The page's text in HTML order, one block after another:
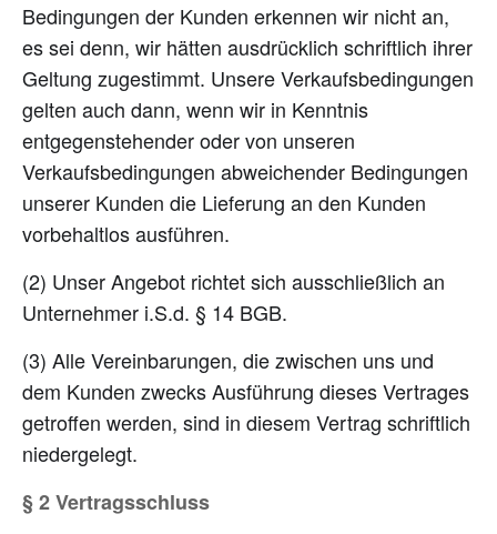
Bedingungen der Kunden erkennen wir nicht an,
es sei denn, wir hätten ausdrücklich schriftlich ihrer
Geltung zugestimmt. Unsere Verkaufsbedingungen
gelten auch dann, wenn wir in Kenntnis
entgegenstehender oder von unseren
Verkaufsbedingungen abweichender Bedingungen
unserer Kunden die Lieferung an den Kunden
vorbehaltlos ausführen.
(2) Unser Angebot richtet sich ausschließlich an
Unternehmer i.S.d. § 14 BGB.
(3) Alle Vereinbarungen, die zwischen uns und
dem Kunden zwecks Ausführung dieses Vertrages
getroffen werden, sind in diesem Vertrag schriftlich
niedergelegt.
§ 2 Vertragsschluss